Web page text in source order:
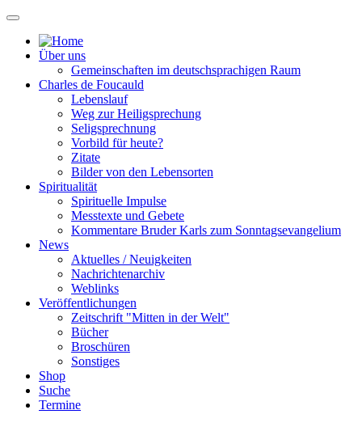
Über uns
Gemeinschaften im deutschsprachigen Raum
Charles de Foucauld
Lebenslauf
Weg zur Heiligsprechung
Seligsprechnung
Vorbild für heute?
Zitate
Bilder von den Lebensorten
Spiritualität
Spirituelle Impulse
Messtexte und Gebete
Kommentare Bruder Karls zum Sonntagsevangelium
News
Aktuelles / Neuigkeiten
Nachrichtenarchiv
Weblinks
Veröffentlichungen
Zeitschrift "Mitten in der Welt"
Bücher
Broschüren
Sonstiges
Shop
Suche
Termine